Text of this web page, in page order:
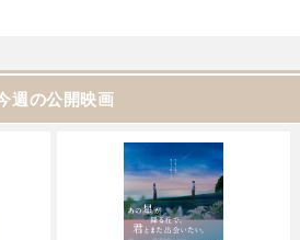
週の公開映画